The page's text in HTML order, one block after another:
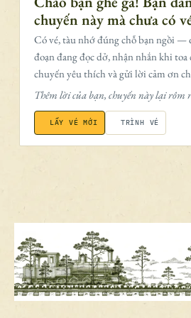
chuyến này mà chưa có
Có vé, tàu nhớ đúng chỗ bạn ngồi —
đoạn đang đọc dở, nhận nhắn khi
chuyến yêu thích và gửi lời cảm ơn
Thêm lời của bạn, chuyến này lại rôm
LẤY VÉ MỚI TRÌNH VÉ